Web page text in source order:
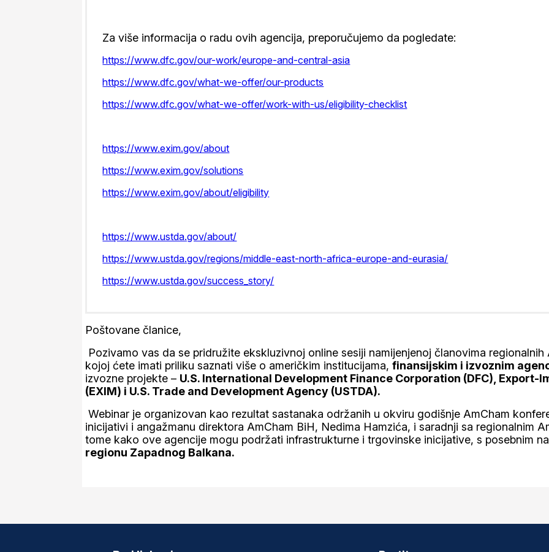
Za više informacija o radu ovih agencija, preporučujemo da pogledate:
https://www.dfc.gov/our-work/europe-and-central-asia
https://www.dfc.gov/what-we-offer/our-products
https://www.dfc.gov/what-we-offer/work-with-us/eligibility-checklist
https://www.exim.gov/about
https://www.exim.gov/solutions
https://www.exim.gov/about/eligibility
https://www.ustda.gov/about/
https://www.ustda.gov/regions/middle-east-north-africa-europe-and-eurasia/
https://www.ustda.gov/success_story/
Poštovane članice,
Pozivamo vas da se pridružite ekskluzivnoj online sesiji namijenjenoj članovima
kojoj ćete imati priliku saznati više o američkim institucijama,finansijskim i izvoznim
izvozne projekte – U.S. International Development Finance Corporation (DFC), Export-
(EXIM) i U.S. Trade and Development Agency (USTDA).
Webinar je organizovan kao rezultat sastanaka održanih u okviru godišnje AmCham
inicijativi i angažmanu direktora AmCham BiH, Nedima Hamzića, i saradnji sa regionalnim
tome kako ove agencije mogu podržati infrastrukturne i trgovinske inicijative, s posebnim
regionu Zapadnog Balkana.